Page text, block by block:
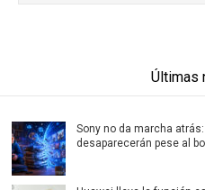
Últimas
Sony no da marcha
desaparecerán pese al